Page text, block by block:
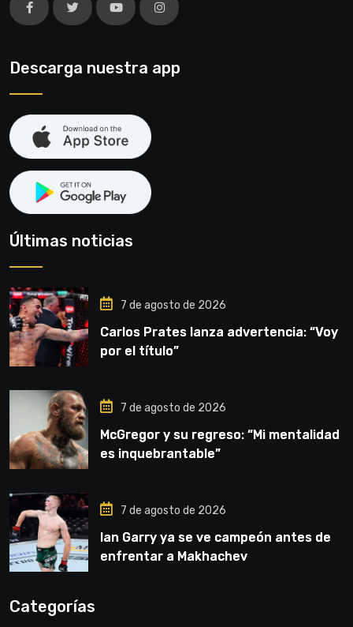
Descarga nuestra app
Últimas noticias
7 de agosto de 2026
Carlos Prates lanza advertencia: “Voy
por el título”
7 de agosto de 2026
McGregor y su regreso: “Mi mentalidad
es inquebrantable”
7 de agosto de 2026
Ian Garry ya se ve campeón antes de
enfrentar a Makhachev
Categorías